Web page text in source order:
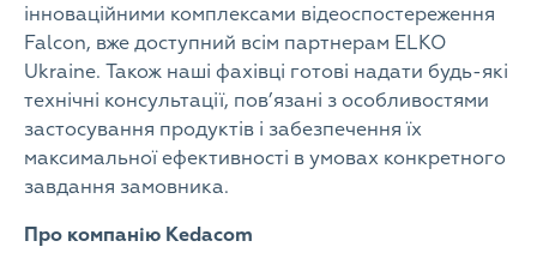
інноваційними комплексами відеоспостереження
Falcon, вже доступний всім партнерам ELKO
Ukraine. Також наші фахівці готові надати будь-які
технічні консультації, пов’язані з особливостями
застосування продуктів і забезпечення їх
максимальної ефективності в умовах конкретного
завдання замовника.
Про компанію Kedacom